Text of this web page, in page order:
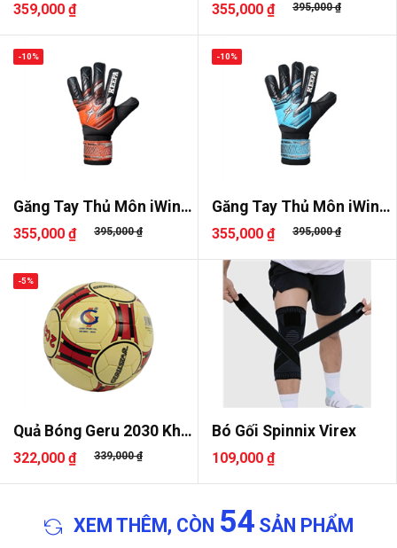
359,000 ₫ 355,000 ₫ 395,000 ₫
Găng Tay Thủ Môn iWin
Keepa ..
355,000 ₫ 395,000 ₫
-10%
Găng Tay Thủ Môn iWin
Keepa ..
355,000 ₫ 395,000 ₫
-10%
Quả Bóng Geru 2030 Khâu
Tay
322,000 ₫ 339,000 ₫
-5%
Bó Gối Spinnix Virex
109,000 ₫
XEM THÊM, CÒN 54SẢN PHẨM